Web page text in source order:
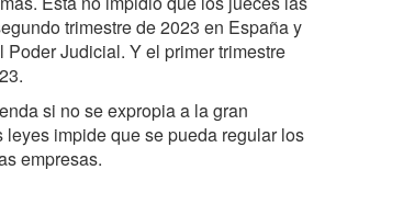
trimestre de 2023 en España y
Judicial. Y el primer trimestre
si no se expropia a la gran
impide que se pueda regular los
empresas.